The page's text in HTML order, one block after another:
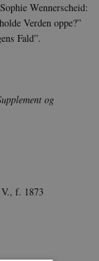
Wenner­­scheid:
Verden oppe?”
Fald”.
og
f. 1873